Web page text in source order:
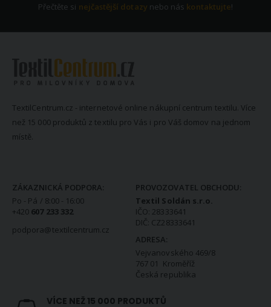
Přečtěte si nejčastější dotazy nebo nás kontaktujte!
TextilCentrum.cz - internetové online nákupní centrum textilu. Více
než 15 000 produktů z textilu pro Vás i pro Váš domov na jednom
místě.
ZÁKAZNICKÁ PODPORA:
Po - Pá / 8:00 - 16:00
+420 607 233 332
podpora@textilcentrum.cz
PROVOZOVATEL OBCHODU:
Textil Soldán s.r.o.
IČO: 28333641
DIČ: CZ28333641
ADRESA:
Vejvanovského 469/8
767 01 Kroměříž
Česká republika
VÍCE NEŽ 15 000 PRODUKTŮ